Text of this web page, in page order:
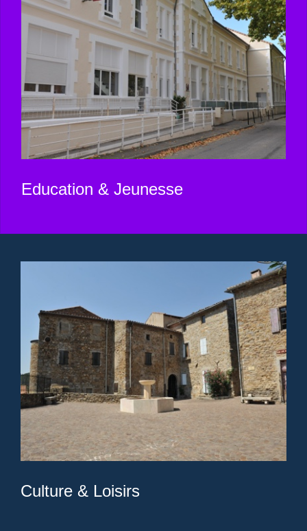
Education & Jeunesse
Culture & Loisirs